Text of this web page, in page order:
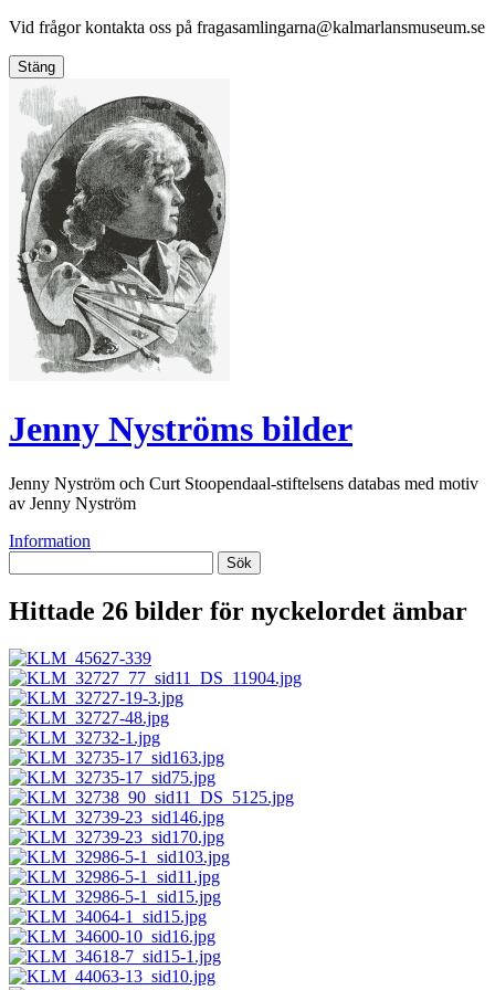
Vid frågor kontakta oss på fragasamlingarna@kalmarlansmuseum.se
Stäng
Jenny Nyströms bilder
Jenny Nyström och Curt Stoopendaal-stiftelsens databas med motiv
av Jenny Nyström
Information
Sök
Hittade 26 bilder för nyckelordet ämbar